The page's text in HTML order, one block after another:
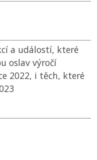
a událostí, které
oslav výročí
2022, i těch, které